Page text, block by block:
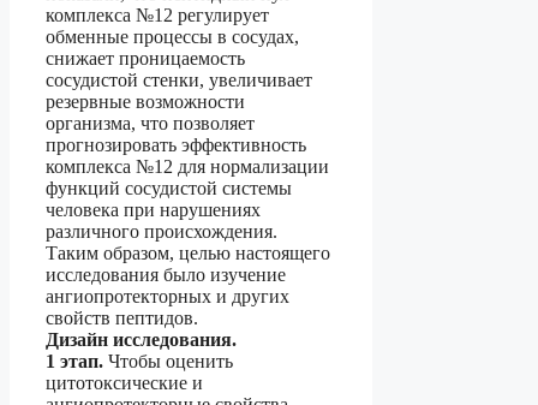
комплекса №12 регулирует
обменные процессы в сосудах,
снижает проницаемость
сосудистой стенки, увеличивает
резервные возможности
организма, что позволяет
прогнозировать эффективность
комплекса №12 для нормализации
функций сосудистой системы
человека при нарушениях
различного происхождения.
Таким образом, целью настоящего
исследования было изучение
ангиопротекторных и других
свойств пептидов.
Дизайн исследования.
1 этап. Чтобы оценить
цитотоксические и